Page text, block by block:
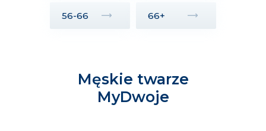
56-66 66+
Męskie twarze
MyDwoje